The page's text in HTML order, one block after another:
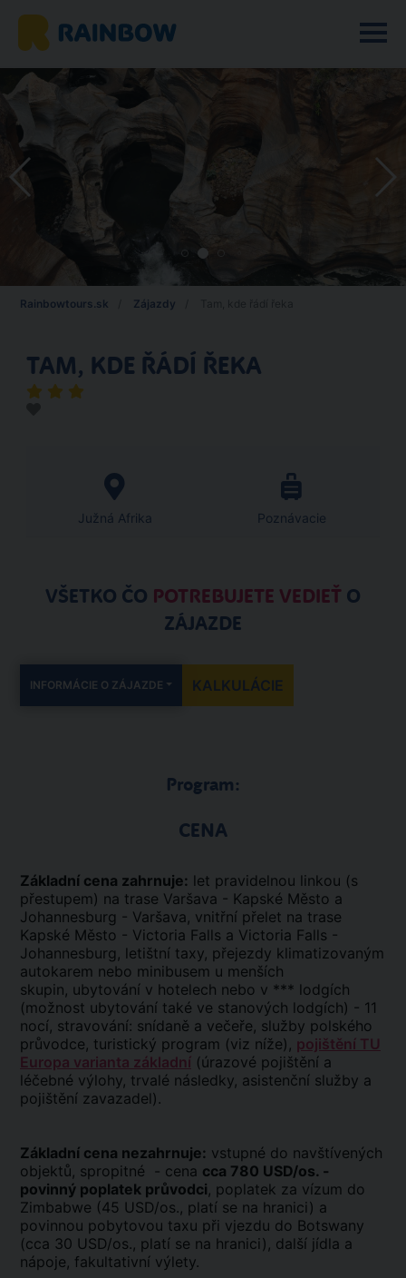
Rainbowtours.sk Zájazdy
TAM, KDE ŘÁDÍ ŘEKA
Južná Afrika Poznávacie
VŠETKO ČO POTREBUJETE VEDIEŤ O
ZÁJAZDE
INFORMÁCIE O ZÁJAZDE KALKULÁCIE
Program:
CENA
Základní cena zahrnuje: let pravidelnou linkou (s
přestupem) na trase Varšava - Kapské Město a
Johannesburg - Varšava, vnitřní přelet na trase
Kapské Město - Victoria Falls a Victoria Falls -
Johannesburg, letištní taxy, přejezdy klimatizovaným
autokarem nebo minibusem u menších
skupin, ubytování v hotelech nebo v *** lodgích
(možnost ubytování také ve stanových lodgích) - 11
nocí, stravování: snídaně a večeře, služby polského
průvodce, turistický program (viz níže), pojištění TU
Europa varianta základní (úrazové pojištění a
léčebné výlohy, trvalé následky, asistenční služby a
pojištění zavazadel).
Základní cena nezahrnuje: vstupné do navštívených
objektů, spropitné - cena cca 780 USD/os. -
povinný poplatek průvodci, poplatek za vízum do
Zimbabwe (45 USD/os., platí se na hranici) a
povinnou pobytovou taxu při vjezdu do Botswany
(cca 30 USD/os., platí se na hranici), další jídla a
nápoje, fakultativní výlety.